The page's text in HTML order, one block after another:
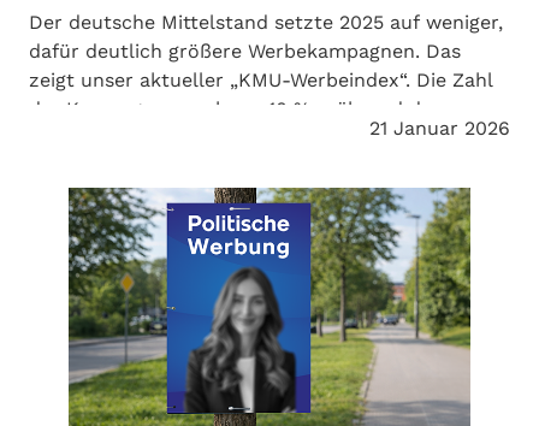
Der deutsche Mittelstand setzte 2025 auf weniger,
dafür deutlich größere Werbekampagnen. Das
zeigt unser aktueller „KMU-Werbeindex“. Die Zahl
der Kampagnen sank um 10 %, während das
Media-Investitionsvolumen um 17 % stieg. Meedia
21 Januar 2026